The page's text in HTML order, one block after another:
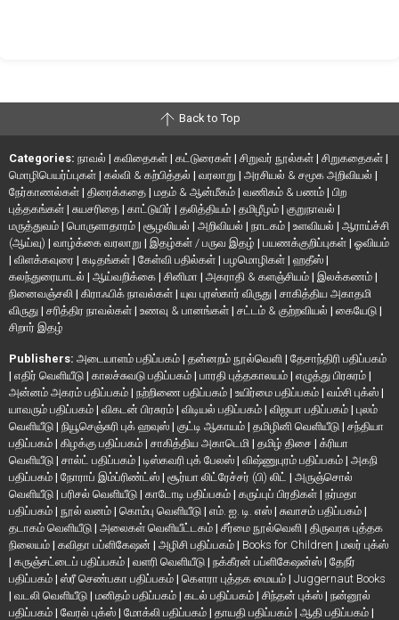
Back to Top
Categories: நாவல் | கவிதைகள் | கட்டுரைகள் | சிறுவர் நூல்கள் | சிறுகதைகள் |
மொழிபெயர்ப்புகள் | கல்வி & கற்பித்தல் | வரலாறு | அரசியல் & சமூக அறிவியல் |
நேர்காணல்கள் | திரைக்கதை | மதம் & ஆன்மீகம் | வணிகம் & பணம் | பிற
புத்தகங்கள் | சுயசரிதை | காட்டுயிர் | தலித்தியம் | தமிழீழம் | குறுநாவல் |
மருத்துவம் | பொருளாதாரம் | சூழலியல் | அறிவியல் | நாடகம் | உளவியல் | ஆராய்ச்சி
(ஆய்வு) | வாழ்க்கை வரலாறு | இதழ்கள் / பருவ இதழ் | பயணக்குறிப்புகள் | ஓவியம்
| விளக்கவுரை | கடிதங்கள் | கேள்வி பதில்கள் | பழமொழிகள் | ஹதீஸ் |
கலந்துரையாடல் | ஆய்வறிக்கை | சினிமா | அகராதி & களஞ்சியம் | இலக்கணம் |
நினைவஞ்சலி | கிராஃபிக் நாவல்கள் | யுவ புரஸ்கார் விருது | சாகித்திய அகாதமி
விருது | சரித்திர நாவல்கள் | உணவு & பானங்கள் | சட்டம் & குற்றவியல் | கையேடு |
சிறார் இதழ்
Publishers: அடையாளம் பதிப்பகம் | தன்னறம் நூல்வெளி | தேசாந்திரி பதிப்பகம்
| எதிர் வெளியீடு | காலச்சுவடு பதிப்பகம் | பாரதி புத்தகாலயம் | எழுத்து பிரசுரம் |
அன்னம் அகரம் பதிப்பகம் | நற்றிணை பதிப்பகம் | உயிர்மை பதிப்பகம் | வம்சி புக்ஸ் |
யாவரும் பதிப்பகம் | விகடன் பிரசுரம் | விடியல் பதிப்பகம் | விஜயா பதிப்பகம் | புலம்
வெளியீடு | நியூசெஞ்சுரி புக் ஹவுஸ் | குட்டி ஆகாயம் | தமிழினி வெளியீடு | சந்தியா
பதிப்பகம் | கிழக்கு பதிப்பகம் | சாகித்திய அகாடெமி | தமிழ் திசை | க்ரியா
வெளியீடு | சால்ட் பதிப்பகம் | டிஸ்கவரி புக் பேலஸ் | விஷ்ணுபுரம் பதிப்பகம் | அகநி
பதிப்பகம் | நோராப் இம்ப்ரிண்ட்ஸ் | சூர்யா லிட்ரேச்சர் (பி) லிட் | அருஞ்சொல்
வெளியீடு | பரிசல் வெளியீடு | காடோடி பதிப்பகம் | கருப்புப் பிரதிகள் | நர்மதா
பதிப்பகம் | நூல் வனம் | கொம்பு வெளியீடு | எம். ஐ. டி. எஸ் | சுவாசம் பதிப்பகம் |
தடாகம் வெளியீடு | அலைகள் வெளியீட்டகம் | சீர்மை நூல்வெளி | திருவரசு புத்தக
நிலையம் | கவிதா பப்ளிகேஷன் | அழிசி பதிப்பகம் | Books for Children | மலர் புக்ஸ்
| கருஞ்சட்டைப் பதிப்பகம் | வளரி வெளியீடு | நக்கீரன் பப்ளிகேஷன்ஸ் | தேநீர்
பதிப்பகம் | ஸ்ரீ செண்பகா பதிப்பகம் | கௌரா புத்தக மையம் | Juggernaut Books
| வடலி வெளியீடு | மனிதம் பதிப்பகம் | கடல் பதிப்பகம் | சிந்தன் புக்ஸ் | நன்னூல்
பதிப்பகம் | வேரல் புக்ஸ் | மோக்லி பதிப்பகம் | தாயதி பதிப்பகம் | ஆதி பதிப்பகம் |